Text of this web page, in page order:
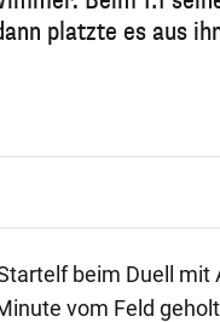
platzte es aus
beim Duell
vom Feld